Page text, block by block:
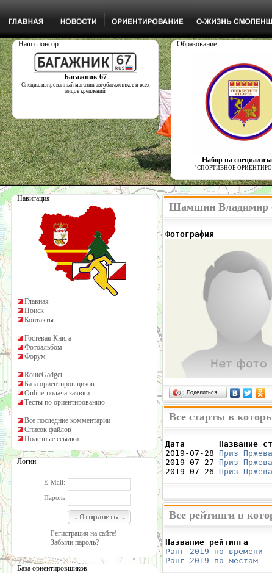
Наш спонсор
Багажник 67
Специализированный магазин автобагажников и всех
видов креплений
Образование
Набор на
"СПОРТИВНОЕ
Навигация
Главная
Поиск
Контакты
Гостевая Книга
Фотоальбом
Форум
RouteGadget
База ориентировщиков
Online-подача заявки
Тесты по ориентированию
Все последние комментарии
Список файлов
Полезные ссылки
Логин
E-Mail:
Пароль
Регистрация на сайте!
Забыли пароль?
База ориентировщиков
Шамшин Владимир
Фотография
Поделиться…
Все старты в
Дата
2019-07-28 Приз
2019-07-27 Приз
2019-07-26 Приз
Все рейтинги в
Название
Ранг 2019 по времени
Ранг 2019 по местам